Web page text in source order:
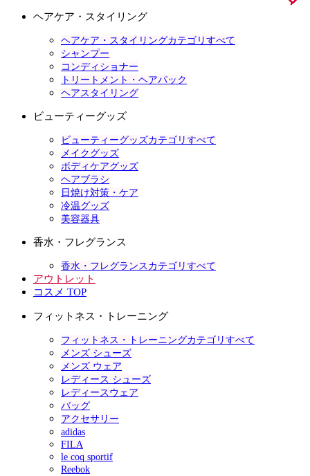
ヘアケア・スタイリング
ヘアケア・スタイリングカテゴリすべて
シャンプー
コンディショナー
トリートメント・ヘアパック
ヘアスタイリング
ビューティーグッズ
ビューティーグッズカテゴリすべて
メイクグッズ
ボディケアグッズ
ヘアブラシ
日焼け対策・ケア
冷温グッズ
美容器具
香水・フレグランス
香水・フレグランスカテゴリすべて
アウトレット
コスメ TOP
フィットネス・トレーニング
フィットネス・トレーニングカテゴリすべて
メンズ シューズ
メンズ ウェア
レディース シューズ
レディースウェア
バッグ
アクセサリー
adidas
FILA
le coq sportif
Reebok